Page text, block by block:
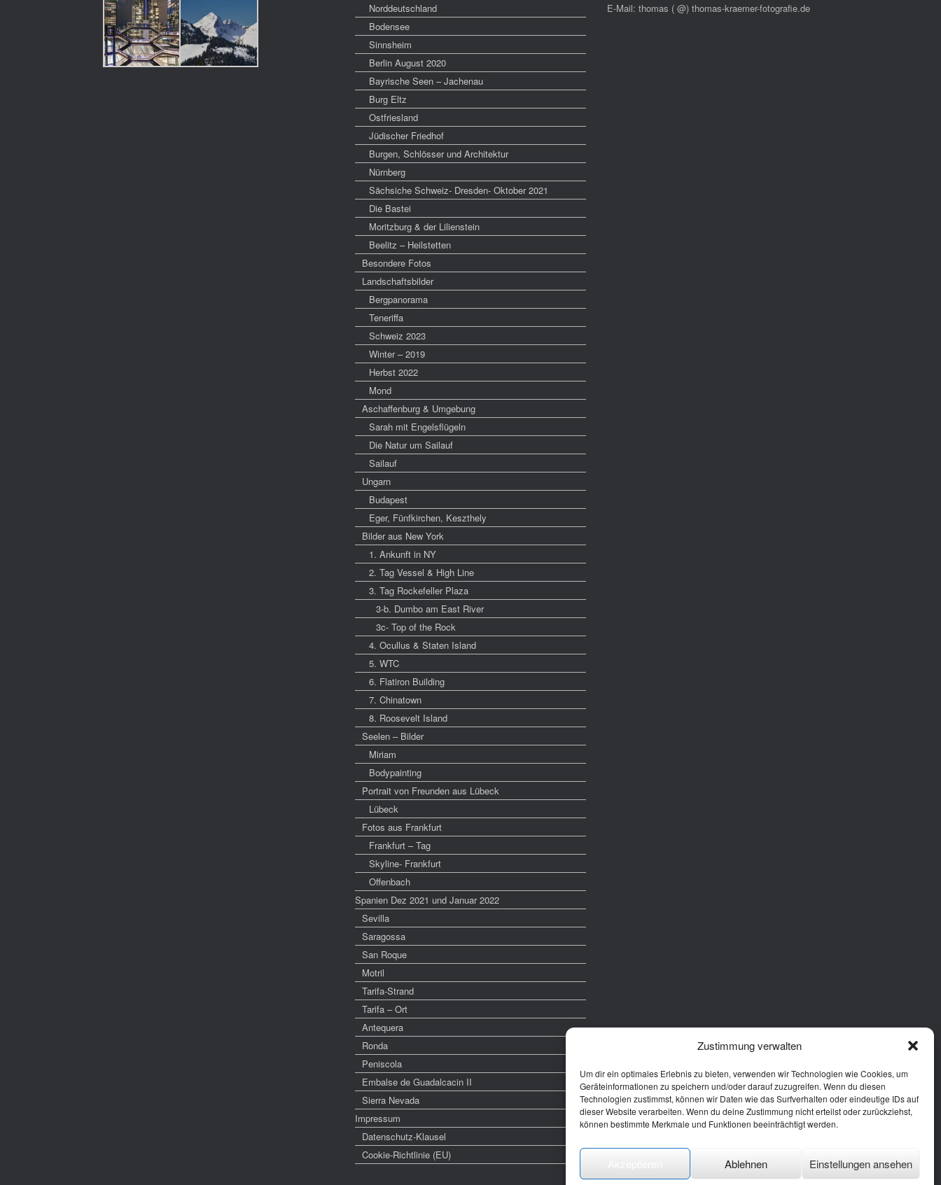
Zustimmung verwalten
Um dir ein optimales Erlebnis zu bieten, verwenden wir Technologien wie Cookies, um
Geräteinformationen zu speichern und/oder darauf zuzugreifen. Wenn du diesen
Technologien zustimmst, können wir Daten wie das Surfverhalten oder eindeutige IDs auf
dieser Website verarbeiten. Wenn du deine Zustimmung nicht erteilst oder zurückziehst,
können bestimmte Merkmale und Funktionen beeinträchtigt werden.
Ablehnen Einstellungen ansehen
Norddeutschland
Bodensee
Sinnsheim
Berlin August 2020
Bayrische Seen – Jachenau
Burg Eltz
Ostfriesland
Jüdischer Friedhof
Burgen, Schlösser und Architektur
Nürnberg
Sächsiche Schweiz- Dresden- Oktober 2021
Die Bastei
Moritzburg & der Lilienstein
Beelitz – Heilstetten
Besondere Fotos
Landschaftsbilder
Bergpanorama
Teneriffa
Schweiz 2023
Winter – 2019
Herbst 2022
Mond
Aschaffenburg & Umgebung
Sarah mit Engelsflügeln
Die Natur um Sailauf
Sailauf
Ungarn
Budapest
Eger, Fünfkirchen, Keszthely
Bilder aus New York
1. Ankunft in NY
2. Tag Vessel & High Line
3. Tag Rockefeller Plaza
3-b. Dumbo am East River
3c- Top of the Rock
4. Ocullus & Staten Island
5. WTC
6. Flatiron Building
7. Chinatown
8. Roosevelt Island
Seelen – Bilder
Miriam
Bodypainting
Portrait von Freunden aus Lübeck
Lübeck
Fotos aus Frankfurt
Frankfurt – Tag
Skyline- Frankfurt
Offenbach
Spanien Dez 2021 und Januar 2022
Sevilla
Saragossa
San Roque
Motril
Tarifa-Strand
Tarifa – Ort
Antequera
Ronda
Peniscola
Embalse de Guadalcacin II
Sierra Nevada
Impressum
Datenschutz-Klausel
Cookie-Richtlinie (EU)
E-Mail: thomas ( @) thomas-kraemer-fotografie.de